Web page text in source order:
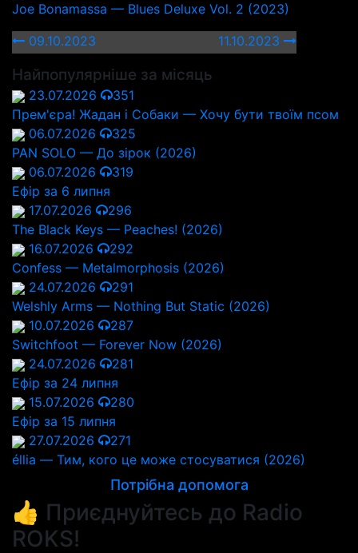
Joe Bonamassa — Blues Deluxe Vol. 2 (2023)
09.10.2023
11.10.2023
Найпопулярніше за місяць
23.07.2026
351
Прем'єра! Жадан і Собаки — Хочу бути твоїм псом
06.07.2026
325
PAN SOLO — До зірок (2026)
06.07.2026
319
Ефір за 6 липня
17.07.2026
296
The Black Keys — Peaches! (2026)
16.07.2026
292
Confess — Metalmorphosis (2026)
24.07.2026
291
Welshly Arms — Nothing But Static (2026)
10.07.2026
287
Switchfoot — Forever Now (2026)
24.07.2026
281
Ефір за 24 липня
15.07.2026
280
Ефір за 15 липня
27.07.2026
271
éllia — Тим, кого це може стосуватися (2026)
Потрібна допомога
👍 Приєднуйтесь до Radio
ROKS!